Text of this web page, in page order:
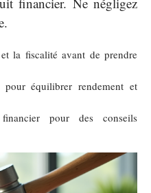
la fiscalité avant de prendre
pour équilibrer rendement et
pour des conseils